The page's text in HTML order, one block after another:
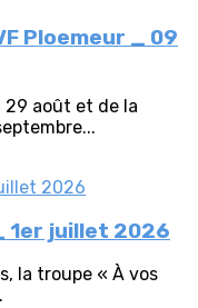
Ploemeur _ 09
29 août et de la
1er juillet 2026
la troupe « À vos